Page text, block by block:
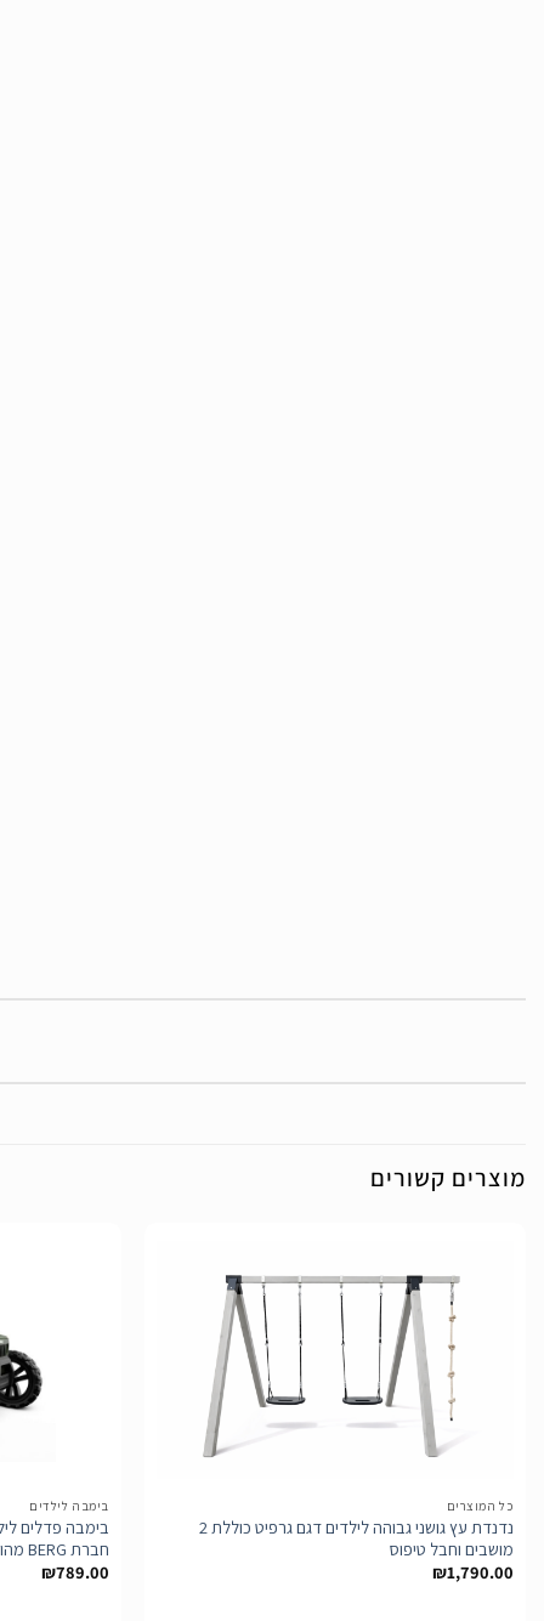
מוצרים קשורים
כל המוצרים
נדנדת עץ גושני גבוהה לילדים דגם גרפיט כוללת 2
מושבים וחבל טיפוס
₪1,790.00
בימבה לילדים
חברת BERG מהולנד לגיל 2-5
₪789.00